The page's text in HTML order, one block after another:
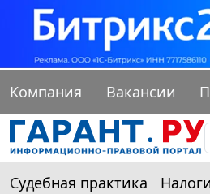
Компания Вакансии
Судебная практика